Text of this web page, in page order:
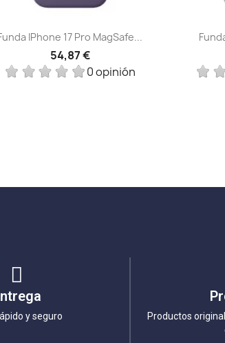
Vista rápida
IPhone 17 Pro MagSafe...
54,87 €
0 opinión
y seguro
Productos